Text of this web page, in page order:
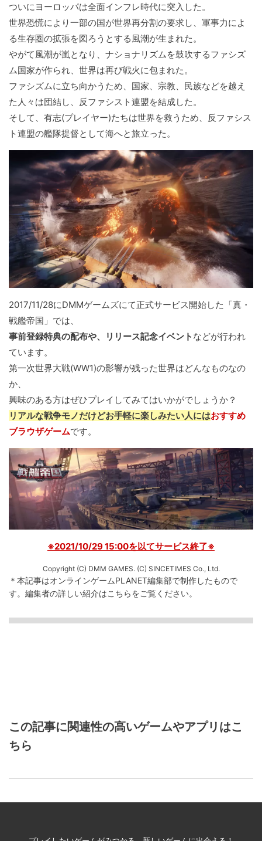
ついにヨーロッパは全面インフレ時代に突入した。
世界恐慌により一部の国が世界再分割の要求し、軍事力によ
る生存圏の拡張を図ろうとする風潮が生まれた。
やがて風潮が嵐となり、ナショナリズムを鼓吹するファシズ
ム国家が作られ、世界は再び戦火に包まれた。
ファシズムに立ち向かうため、国家、宗教、民族などを越え
た人々は団結し、反ファシスト連盟を結成した。
そして、有志(プレイヤー)たちは世界を救うため、反ファシス
ト連盟の艦隊提督として海へと旅立った。
2017/11/28にDMMゲームズにて正式サービス開始した「真・
戦艦帝国」では、
事前登録特典の配布や、リリース記念イベント などが行われ
ています。
第一次世界大戦(WW1)の影響が残った世界はどんなものなの
か、
興味のある方はぜひプレイしてみてはいかがでしょうか？
リアルな戦争モノだけどお手軽に楽しみたい人にはおすすめ
ブラウザゲームです。
※2021/10/29 15:00を以てサービス終了※
Copyright (C) DMM GAMES. (C) SINCETIMES Co., Ltd.
＊本記事はオンラインゲームPLANET編集部で制作したもので
す。 編集者の詳しい紹介はこちらをご覧ください。
この記事に関連性の高いゲームやアプリはこ
ちら